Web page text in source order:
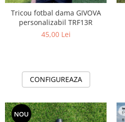
Tricou fotbal dama GIVOVA
personalizabil TRF13R
45,00 Lei
CONFIGUREAZA
NOU